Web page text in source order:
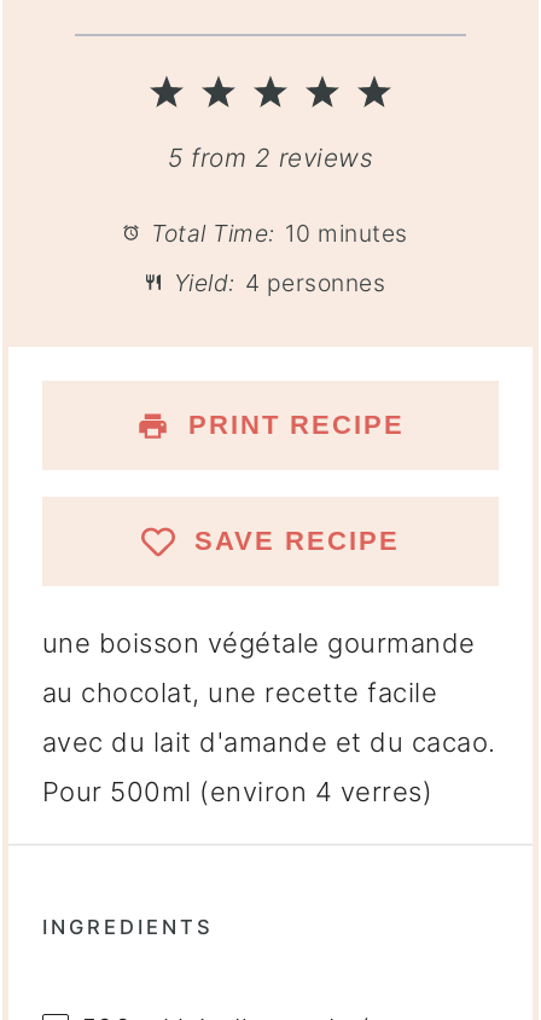
5
4
Stars
3
Stars
2
Stars
1
Star
5 from 2 reviews
Total Time: 10 minutes
Yield: 4 personnes
PRINT RECIPE
SAVE RECIPE
une boisson végétale gourmande
au chocolat, une recette facile
avec du lait d'amande et du cacao.
Pour 500ml (environ 4 verres)
INGREDIENTS